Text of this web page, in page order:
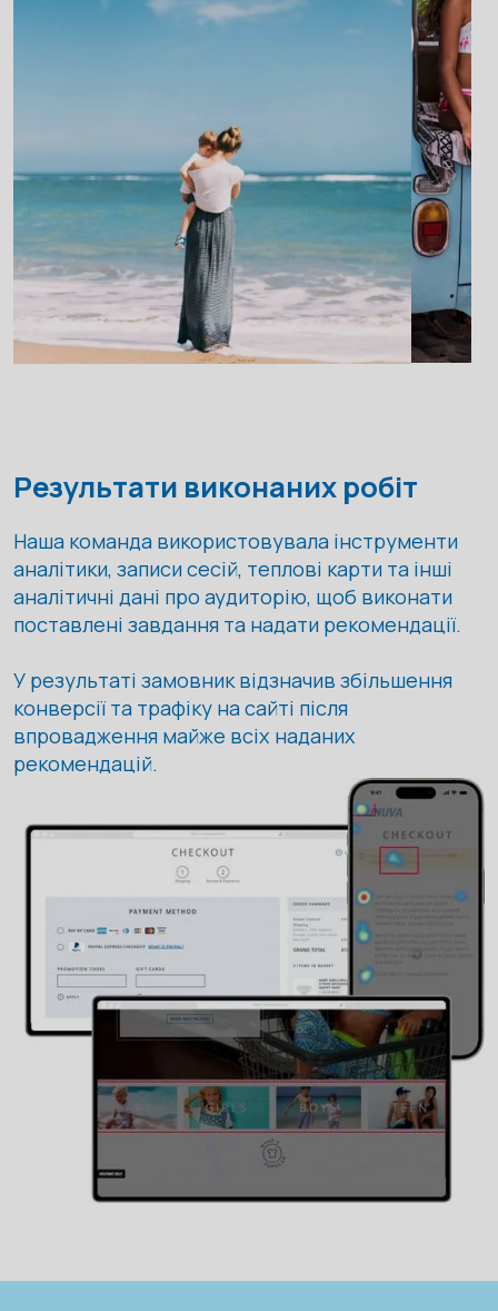
Результати виконаних робіт
Наша команда використовувала інструменти
аналітики, записи сесій, теплові карти та інші
аналітичні дані про аудиторію, щоб виконати
поставлені завдання та надати рекомендації.
У результаті замовник відзначив збільшення
конверсії та трафіку на сайті після
впровадження майже всіх наданих
рекомендацій.